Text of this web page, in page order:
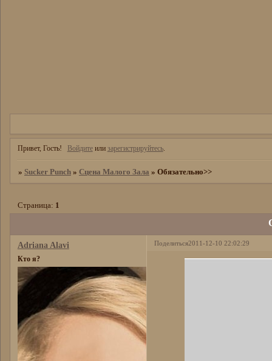
Привет, Гость! Войдитеили зарегистрируйтесь.
» Sucker Punch » Сцена Малого Зала » Обязательно>>
Страница: 1
Поделиться2011-12-10 22:02:29
Adriana Alavi
Кто я?